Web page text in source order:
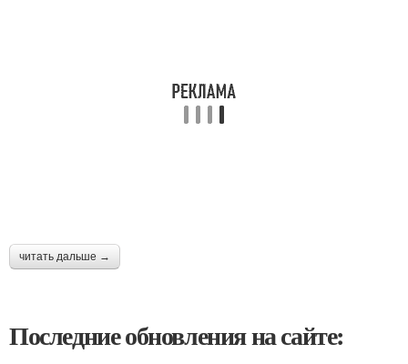
читать дальше →
Последние обновления на сайте: